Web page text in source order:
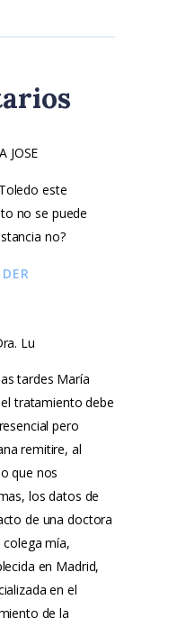
JOSE
este
no se puede
no?
Lu
tardes María
el tratamiento debe
pero
remitire, al
que nos
los datos de
de una doctora
colega mía,
en Madrid,
en el
de la